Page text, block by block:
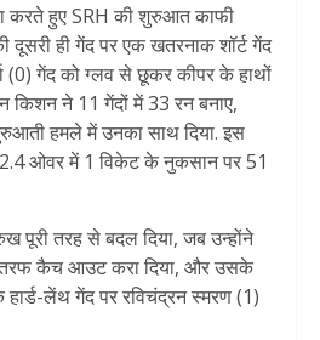
करते हुए SRH की शुरुआत काफी
दूसरी ही गेंद पर एक खतरनाक शॉर्ट गेंद
(0) गेंद को ग्लव से छूकर कीपर के हाथों
ने 11 गेंदों में 33 रन बनाए,
हमले में उनका साथ दिया. इस
ओवर में 1 विकेट के नुकसान पर 51
पूरी तरह से बदल दिया, जब उन्होंने
कैच आउट करा दिया, और उसके
हार्ड-लेंथ गेंद पर रविचंद्रन स्मरण (1)